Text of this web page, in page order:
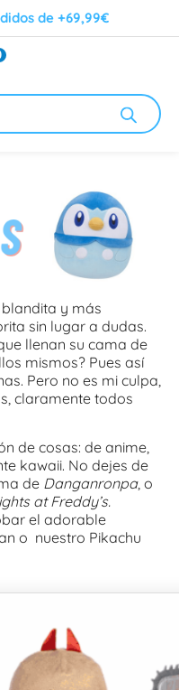
de +69,99€
blandita y más
sin lugar a dudas.
llenan su cama de
mismos? Pues así
Pero no es mi culpa,
claramente todos
de cosas: de anime,
kawaii. No dejes de
de Danganronpa, o
at Freddy’s.
el adorable
o nuestro Pikachu